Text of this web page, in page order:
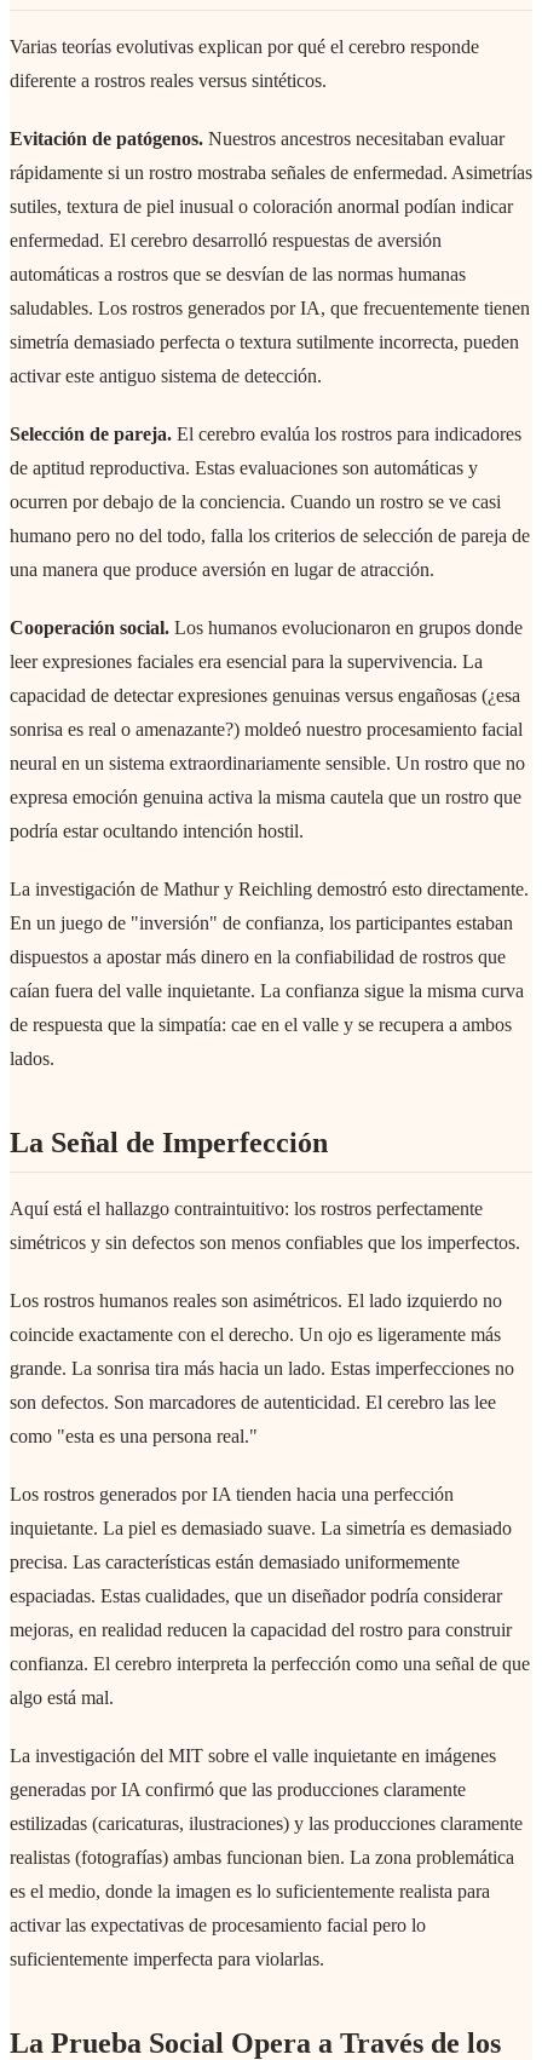
Varias teorías evolutivas explican por qué el cerebro responde
diferente a rostros reales versus sintéticos.
Evitación de patógenos. Nuestros ancestros necesitaban evaluar
rápidamente si un rostro mostraba señales de enfermedad. Asimetrías
sutiles, textura de piel inusual o coloración anormal podían indicar
enfermedad. El cerebro desarrolló respuestas de aversión
automáticas a rostros que se desvían de las normas humanas
saludables. Los rostros generados por IA, que frecuentemente tienen
simetría demasiado perfecta o textura sutilmente incorrecta, pueden
activar este antiguo sistema de detección.
Selección de pareja. El cerebro evalúa los rostros para indicadores
de aptitud reproductiva. Estas evaluaciones son automáticas y
ocurren por debajo de la conciencia. Cuando un rostro se ve casi
humano pero no del todo, falla los criterios de selección de pareja de
una manera que produce aversión en lugar de atracción.
Cooperación social. Los humanos evolucionaron en grupos donde
leer expresiones faciales era esencial para la supervivencia. La
capacidad de detectar expresiones genuinas versus engañosas (¿esa
sonrisa es real o amenazante?) moldeó nuestro procesamiento facial
neural en un sistema extraordinariamente sensible. Un rostro que no
expresa emoción genuina activa la misma cautela que un rostro que
podría estar ocultando intención hostil.
La investigación de Mathur y Reichling demostró esto directamente.
En un juego de "inversión" de confianza, los participantes estaban
dispuestos a apostar más dinero en la confiabilidad de rostros que
caían fuera del valle inquietante. La confianza sigue la misma curva
de respuesta que la simpatía: cae en el valle y se recupera a ambos
lados.
La Señal de Imperfección
Aquí está el hallazgo contraintuitivo: los rostros perfectamente
simétricos y sin defectos son menos confiables que los imperfectos.
Los rostros humanos reales son asimétricos. El lado izquierdo no
coincide exactamente con el derecho. Un ojo es ligeramente más
grande. La sonrisa tira más hacia un lado. Estas imperfecciones no
son defectos. Son marcadores de autenticidad. El cerebro las lee
como "esta es una persona real."
Los rostros generados por IA tienden hacia una perfección
inquietante. La piel es demasiado suave. La simetría es demasiado
precisa. Las características están demasiado uniformemente
espaciadas. Estas cualidades, que un diseñador podría considerar
mejoras, en realidad reducen la capacidad del rostro para construir
confianza. El cerebro interpreta la perfección como una señal de que
algo está mal.
La investigación del MIT sobre el valle inquietante en imágenes
generadas por IA confirmó que las producciones claramente
estilizadas (caricaturas, ilustraciones) y las producciones claramente
realistas (fotografías) ambas funcionan bien. La zona problemática
es el medio, donde la imagen es lo suficientemente realista para
activar las expectativas de procesamiento facial pero lo
suficientemente imperfecta para violarlas.
La Prueba Social Opera a Través de los